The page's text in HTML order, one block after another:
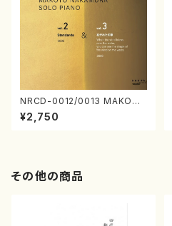
NRCD-0012/0013 MAKOTO
NAKAMURA SOLO PIANO v
ol.2, vol.3（ピアノ／CD）
¥2,750
その他の商品